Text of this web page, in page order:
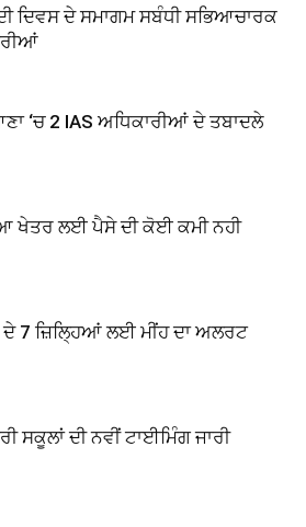
ਦਿਵਸ ਦੇ ਸਮਾਗਮ ਸਬੰਧੀ ਸਭਿਆਚਾਰਕ
‘ਚ 2 IAS ਅਧਿਕਾਰੀਆਂ ਦੇ ਤਬਾਦਲੇ
ਖੇਤਰ ਲਈ ਪੈਸੇ ਦੀ ਕੋਈ ਕਮੀ ਨਹੀ
ਦੇ 7 ਜ਼ਿਲ੍ਹਿਆਂ ਲਈ ਮੀਂਹ ਦਾ ਅਲਰਟ
ਸਕੂਲਾਂ ਦੀ ਨਵੀਂ ਟਾਈਮਿੰਗ ਜਾਰੀ